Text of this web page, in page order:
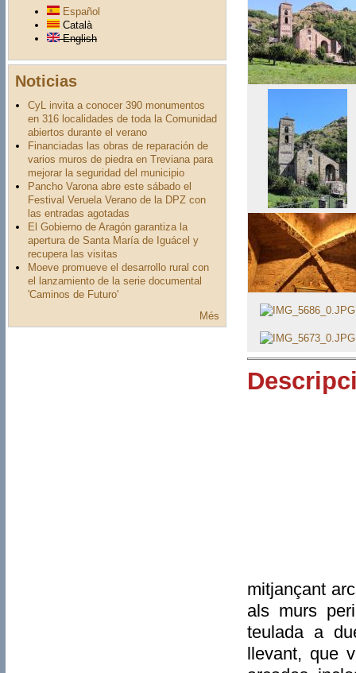
Español
Català
English
Noticias
CyL invita a conocer 390 monumentos
en 316 localidades de toda la Comunidad
abiertos durante el verano
Financiadas las obras de reparación de
varios muros de piedra en Treviana para
mejorar la seguridad del municipio
Pancho Varona abre este sábado el
Festival Veruela Verano de la DPZ con
las entradas agotadas
El Gobierno de Aragón garantiza la
apertura de Santa María de Iguácel y
recupera las visitas
Moeve promueve el desarrollo rural con
el lanzamiento de la serie documental
'Caminos de Futuro'
Més
mitjançant
als murs
teulada a
llevant, que